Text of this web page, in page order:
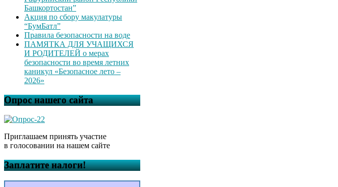
Башкортостан”
Акция по сбору макулатуры
“БумБатл”
Правила безопасности на воде
ПАМЯТКА ДЛЯ УЧАЩИХСЯ
И РОДИТЕЛЕЙ о мерах
безопасности во время летних
каникул «Безопасное лето –
2026»
Опрос нашего сайта
Приглашаем принять участие
в голосовании на нашем сайте
Заплатите налоги!